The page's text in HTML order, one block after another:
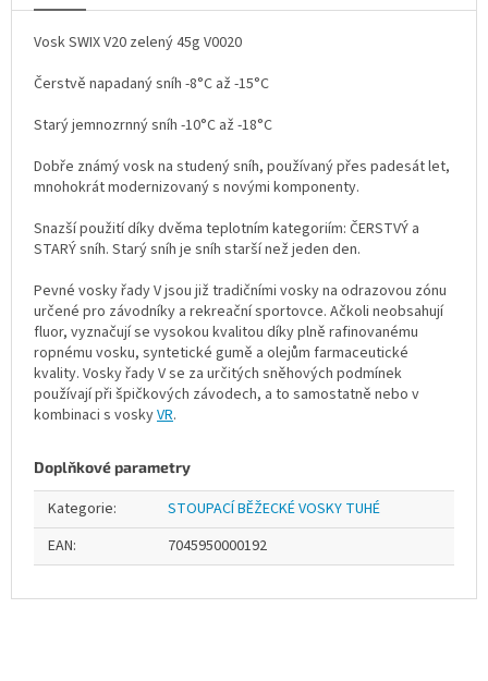
Vosk SWIX V20 zelený 45g V0020
Čerstvě napadaný sníh -8°C až -15°C
Starý jemnozrnný sníh -10°C až -18°C
Dobře známý vosk na studený sníh, používaný přes padesát let,
mnohokrát modernizovaný s novými komponenty.
Snazší použití díky dvěma teplotním kategoriím: ČERSTVÝ a
STARÝ sníh. Starý sníh je sníh starší než jeden den.
Pevné vosky řady V jsou již tradičními vosky na odrazovou zónu
určené pro závodníky a rekreační sportovce. Ačkoli neobsahují
fluor, vyznačují se vysokou kvalitou díky plně rafinovanému
ropnému vosku, syntetické gumě a olejům farmaceutické
kvality. Vosky řady V se za určitých sněhových podmínek
používají při špičkových závodech, a to samostatně nebo v
kombinaci s voskyVR.
Doplňkové parametry
Kategorie:
STOUPACÍ BĚŽECKÉ VOSKY TUHÉ
EAN: 7045950000192